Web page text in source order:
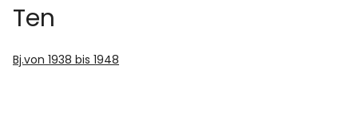
Ten
Bj.von 1938 bis 1948